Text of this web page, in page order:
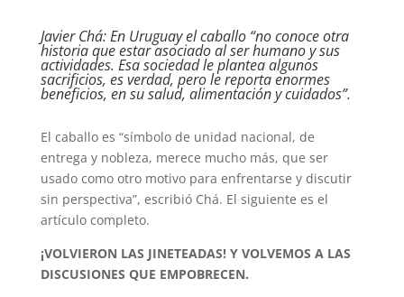
Javier Chá: En Uruguay el caballo “no conoce otra
historia que estar asociado al ser humano y sus
actividades. Esa sociedad le plantea algunos
sacrificios, es verdad, pero le reporta enormes
beneficios, en su salud, alimentación y cuidados”.
El caballo es “símbolo de unidad nacional, de
entrega y nobleza, merece mucho más, que ser
usado como otro motivo para enfrentarse y discutir
sin perspectiva”, escribió Chá. El siguiente es el
artículo completo.
¡VOLVIERON LAS JINETEADAS! Y VOLVEMOS A LAS
DISCUSIONES QUE EMPOBRECEN.